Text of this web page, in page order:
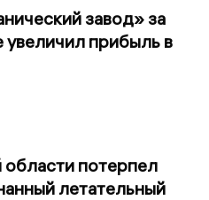
завод» за
увеличил прибыль в
потерпел
летательный